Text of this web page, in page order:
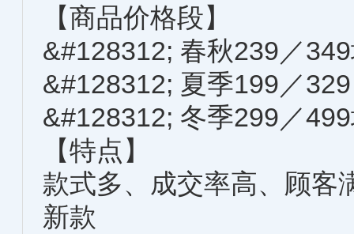
【商品价格段】
&#128312; 春秋239／
&#128312; 夏季199／
&#128312; 冬季299／
【特点】
款式多、成交率高、顾客
新款